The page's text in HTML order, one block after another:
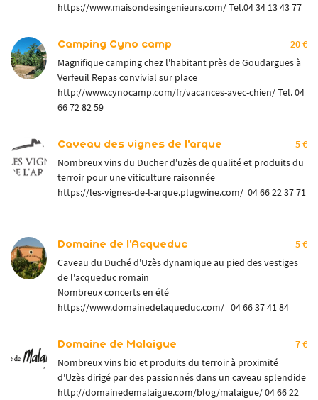
https://www.maisondesingenieurs.com/Tel.04 34 13 43 77
Camping Cyno camp
20 €
Magnifique camping chez l'habitant près de Goudargues à
Verfeuil Repas convivial sur place
http://www.cynocamp.com/fr/vacances-avec-chien/Tel. 04
66 72 82 59
Caveau des vignes de l'arque
5 €
Nombreux vins du Ducher d'uzès de qualité et produits du
terroir pour une viticulture raisonnée
https://les-vignes-de-l-arque.plugwine.com/ 04 66 22 37 71
Domaine de l'Acqueduc
5 €
Caveau du Duché d'Uzès dynamique au pied des vestiges
de l'acqueduc romain
Nombreux concerts en été
https://www.domainedelaqueduc.com/ 04 66 37 41 84
Domaine de Malaigue
7 €
Nombreux vins bio et produits du terroir à proximité
d'Uzès dirigé par des passionnés dans un caveau splendide
http://domainedemalaigue.com/blog/malaigue/04 66 22